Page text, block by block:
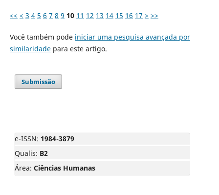
<< < 3 4 5 6 7 8 9 10 11 12 13 14 15 16 17 > >>
Você também pode iniciar uma pesquisa avançada por
similaridadepara este artigo.
Submissão
e-ISSN: 1984-3879
Qualis: B2
Área: Ciências Humanas